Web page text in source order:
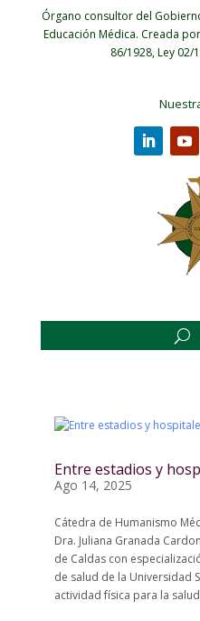
Órgano consultor del
Educación Médica. Creada
86/1928, Ley 02/
Entre estadios y
Ago 14, 2025
Cátedra de Humanismo
Dra. Juliana Granada
de Caldas con
de salud de la Universidad
actividad física para la